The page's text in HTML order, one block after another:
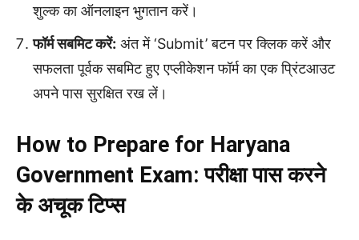
शुल्क का ऑनलाइन भुगतान करें।
फॉर्म सबमिट करें: अंत में ‘Submit’ बटन पर क्लिक करें और
सफलता पूर्वक सबमिट हुए एप्लीकेशन फॉर्म का एक प्रिंटआउट
अपने पास सुरक्षित रख लें।
How to Prepare for Haryana
Government Exam: परीक्षा पास करने
के अचूक टिप्स